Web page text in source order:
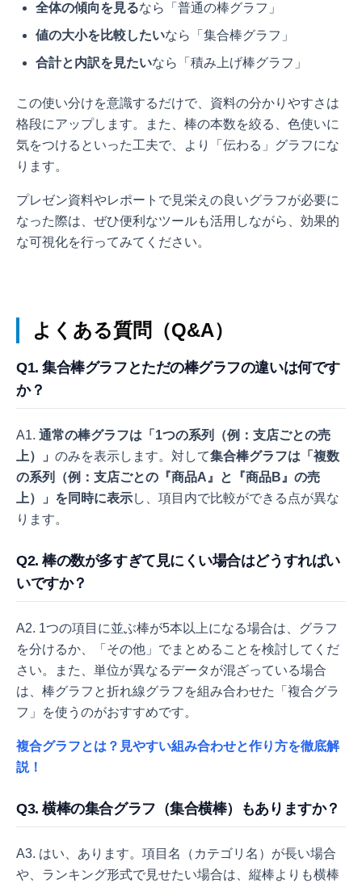
全体の傾向を見るなら「普通の棒グラフ」
値の大小を比較したいなら「集合棒グラフ」
合計と内訳を見たいなら「積み上げ棒グラフ」
この使い分けを意識するだけで、資料の分かりやすさは
格段にアップします。また、棒の本数を絞る、色使いに
気をつけるといった工夫で、より「伝わる」グラフにな
ります。
プレゼン資料やレポートで見栄えの良いグラフが必要に
なった際は、ぜひ便利なツールも活用しながら、効果的
な可視化を行ってみてください。
よくある質問（Q&A）
Q1. 集合棒グラフとただの棒グラフの違いは何です
か？
A1. 通常の棒グラフは「1つの系列（例：支店ごとの売
上）」 のみを表示します。対して集合棒グラフは「複数
の系列（例：支店ごとの『商品A』と『商品B』の売
上）」を同時に表示し、項目内で比較ができる点が異な
ります。
Q2. 棒の数が多すぎて見にくい場合はどうすればい
いですか？
A2. 1つの項目に並ぶ棒が5本以上になる場合は、グラフ
を分けるか、「その他」でまとめることを検討してくだ
さい。また、単位が異なるデータが混ざっている場合
は、棒グラフと折れ線グラフを組み合わせた「複合グラ
フ」を使うのがおすすめです。
複合グラフとは？見やすい組み合わせと作り方を徹底解
説！
Q3. 横棒の集合グラフ（集合横棒）もありますか？
A3. はい、あります。項目名（カテゴリ名）が長い場合
や、ランキング形式で見せたい場合は、縦棒よりも横棒